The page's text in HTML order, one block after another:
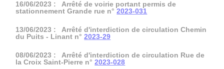
16/06/2023 : Arrêté de voirie portant permis de
stationnement Grande rue n°2023-031
13/06/2023 : Arrêté d'interdiction de circulation Chemin
du Puits - Linant n°2023-29
08/06/2023 : Arrêté d'interdiction de circulation Rue de
la Croix Saint-Pierre n°2023-028